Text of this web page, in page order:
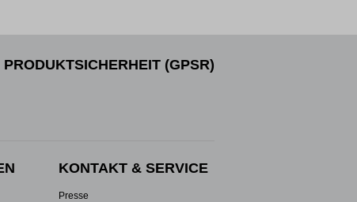
PRODUKTSICHERHEIT (GPSR)
KONTAKT & SERVICE
Presse